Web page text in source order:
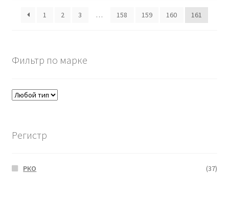
1 2 3 … 158 159 160 161
Фильтр по марке
Регистр
РКО (37)